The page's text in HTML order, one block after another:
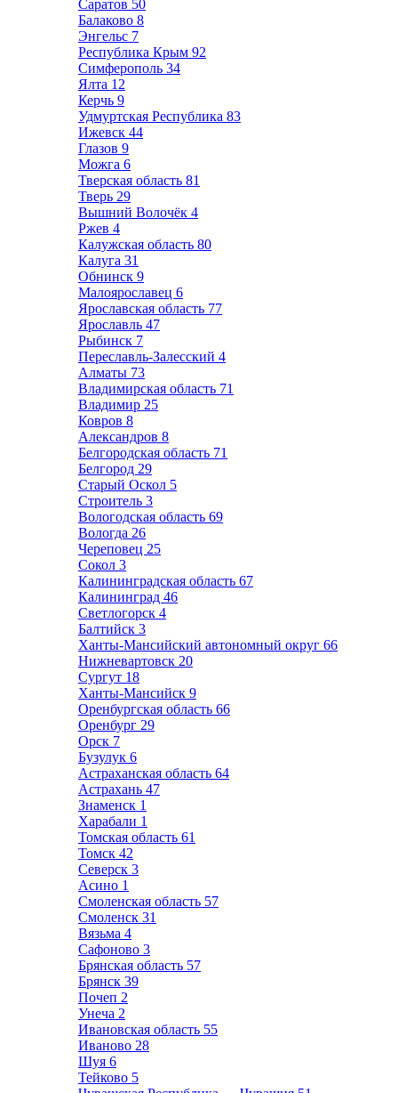
Саратов 50
Балаково 8
Энгельс 7
Республика Крым 92
Симферополь 34
Ялта 12
Керчь 9
Удмуртская Республика 83
Ижевск 44
Глазов 9
Можга 6
Тверская область 81
Тверь 29
Вышний Волочёк 4
Ржев 4
Калужская область 80
Калуга 31
Обнинск 9
Малоярославец 6
Ярославская область 77
Ярославль 47
Рыбинск 7
Переславль-Залесский 4
Алматы 73
Владимирская область 71
Владимир 25
Ковров 8
Александров 8
Белгородская область 71
Белгород 29
Старый Оскол 5
Строитель 3
Вологодская область 69
Вологда 26
Череповец 25
Сокол 3
Калининградская область 67
Калининград 46
Светлогорск 4
Балтийск 3
Ханты-Мансийский автономный округ 66
Нижневартовск 20
Сургут 18
Ханты-Мансийск 9
Оренбургская область 66
Оренбург 29
Орск 7
Бузулук 6
Астраханская область 64
Астрахань 47
Знаменск 1
Харабали 1
Томская область 61
Томск 42
Северск 3
Асино 1
Смоленская область 57
Смоленск 31
Вязьма 4
Сафоново 3
Брянская область 57
Брянск 39
Почеп 2
Унеча 2
Ивановская область 55
Иваново 28
Шуя 6
Тейково 5